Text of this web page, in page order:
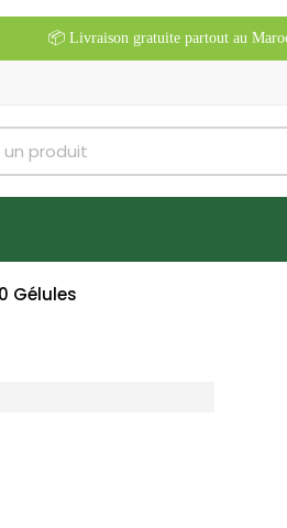
📦 Livraison gratuite partout au
Gélules